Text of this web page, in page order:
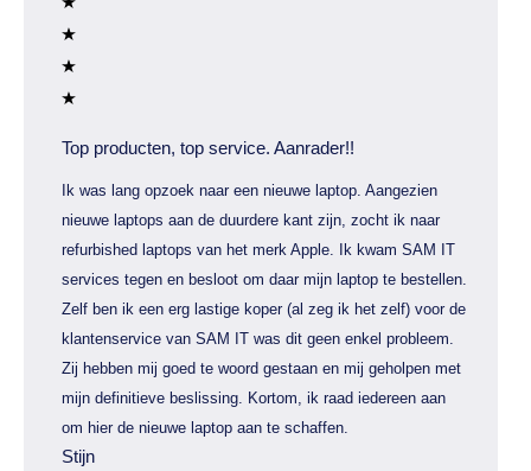
Top producten, top service. Aanrader!!
Ik was lang opzoek naar een nieuwe laptop. Aangezien
nieuwe laptops aan de duurdere kant zijn, zocht ik naar
refurbished laptops van het merk Apple. Ik kwam SAM IT
services tegen en besloot om daar mijn laptop te bestellen.
Zelf ben ik een erg lastige koper (al zeg ik het zelf) voor de
klantenservice van SAM IT was dit geen enkel probleem.
Zij hebben mij goed te woord gestaan en mij geholpen met
mijn definitieve beslissing. Kortom, ik raad iedereen aan
om hier de nieuwe laptop aan te schaffen.
Stijn